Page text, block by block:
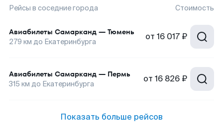
Рейсы в соседние города Стоимость
Авиабилеты Самарканд — Тюмень
279 км до Екатеринбурга от 16 017 ₽
Авиабилеты Самарканд — Пермь
315 км до Екатеринбурга от 16 826 ₽
Показать больше рейсов